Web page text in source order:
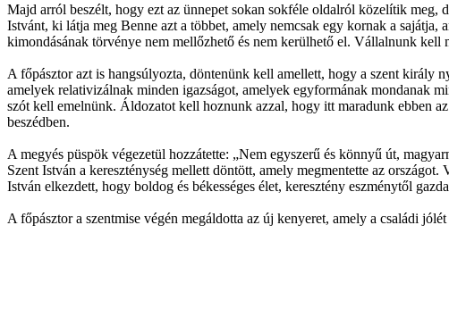
Majd arról beszélt, hogy ezt az ünnepet sokan sokféle oldalról közelítik meg,
Istvánt, ki látja meg Benne azt a többet, amely nemcsak egy kornak a
kimondásának törvénye nem mellőzhető és nem kerülhető el. Vállalnunk kell
A főpásztor azt is hangsúlyozta, döntenünk kell amellett, hogy a szent
amelyek relativizálnak minden igazságot, amelyek egyformának mondanak
szót kell emelnünk. Áldozatot kell hoznunk azzal, hogy itt maradunk ebben
beszédben.
A megyés püspök végezetül hozzátette: „Nem egyszerű és könnyű út,
Szent István a kereszténység mellett döntött, amely megmentette az
István elkezdett, hogy boldog és békességes élet, keresztény eszménytől
A főpásztor a szentmise végén megáldotta az új kenyeret, amely a családi